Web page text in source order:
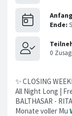
✨ CLOSING
All Night Long |
BALTHASAR -
Monate voller Mu